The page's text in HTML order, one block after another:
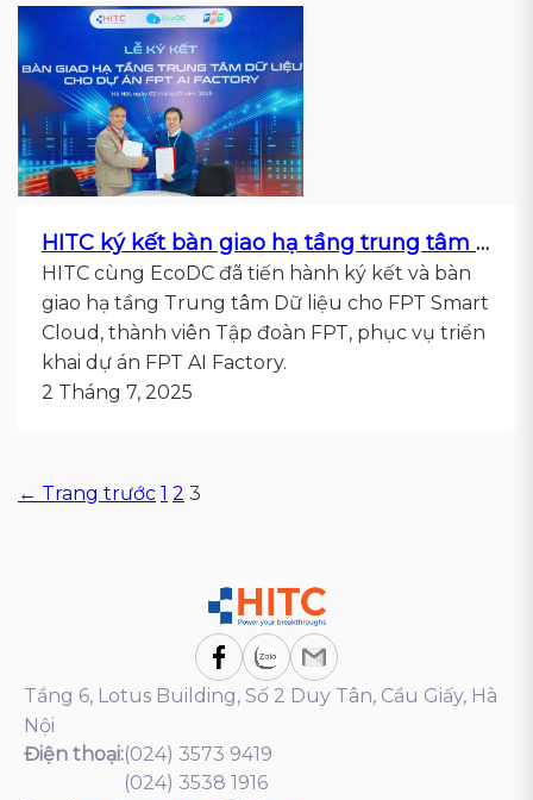
HITC ký kết bàn giao hạ tầng trung tâm dữ liệu cho dự án FPT AI FACTORY
HITC cùng EcoDC đã tiến hành ký kết và bàn
giao hạ tầng Trung tâm Dữ liệu cho FPT Smart
Cloud, thành viên Tập đoàn FPT, phục vụ triển
khai dự án FPT AI Factory.
2 Tháng 7, 2025
Phân
← Trang trước 1 2 3
Tầng 6, Lotus Building, Số 2 Duy Tân, Cầu Giấy, Hà
Nội
Điện thoại:(024) 3573 9419
(024) 3538 1916